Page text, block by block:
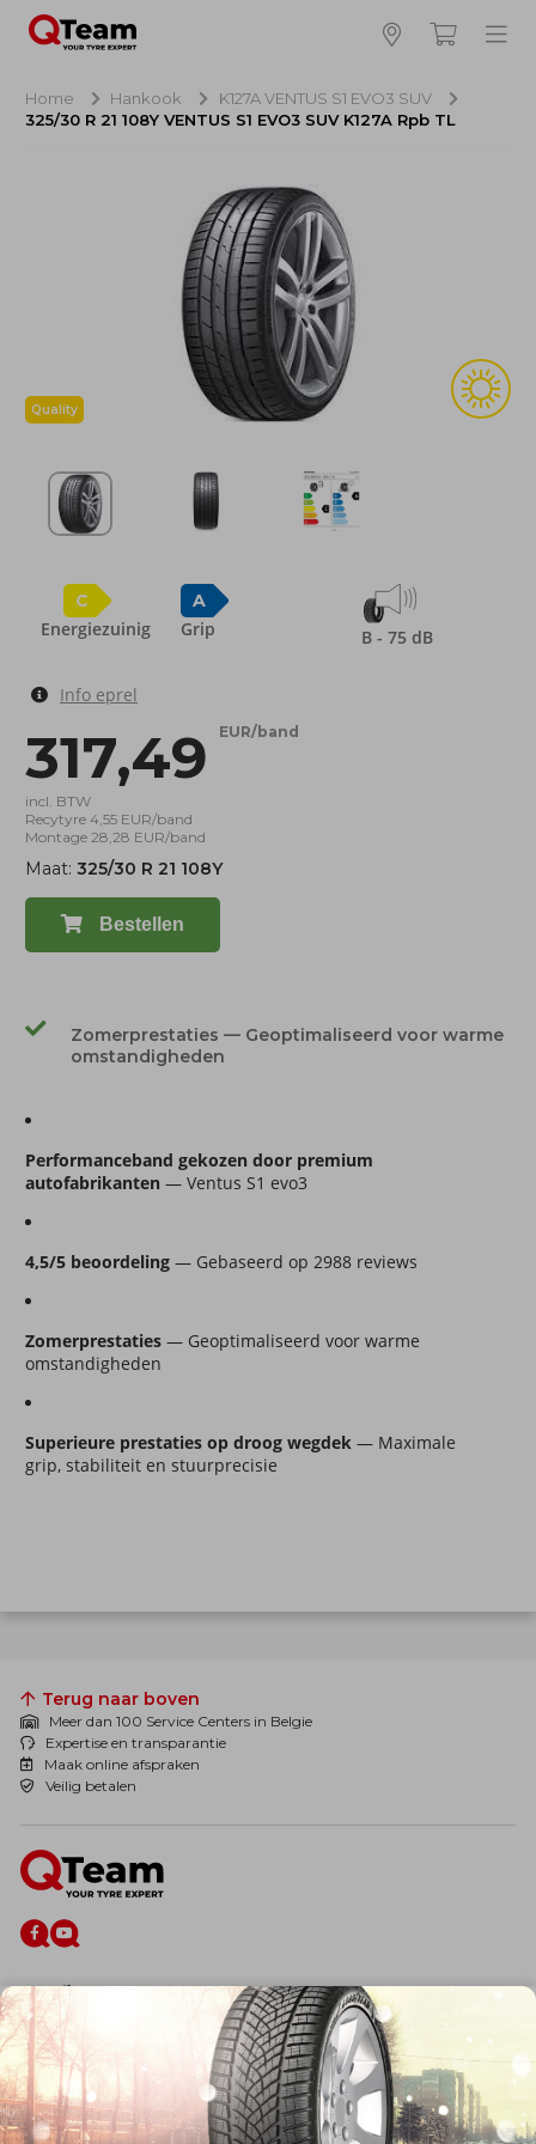
Hoeveel banden wilt u bestellen?
Totaal inclusief BTW:
Bestellen
Annuleren
Home Hankook
K127A VENTUS S1 EVO3 SUV
325/30 R 21 108Y VENTUS S1 EVO3 SUV K127A Rpb TL
Quality
C
Energiezuinig
A
Grip B - 75 dB
Info eprel
317,49 EUR/band
incl. BTW
Recytyre 4,55 EUR/band
Montage 28,28 EUR/band
Maat: 325/30 R 21 108Y
Bestellen
Zomerprestaties — Geoptimaliseerd voor warme
omstandigheden
Performanceband gekozen door premium
autofabrikanten — Ventus S1 evo3
4,5/5 beoordeling — Gebaseerd op 2988 reviews
Zomerprestaties — Geoptimaliseerd voor warme
omstandigheden
Superieure prestaties op droog wegdek — Maximale
grip, stabiliteit en stuurprecisie
Terug naar boven
Meer dan 100 Service Centers in Belgie
Expertise en transparantie
Maak online afspraken
Veilig betalen
De firma
Wie zijn wij?
Blog
Onze dienstverlening
Banden
Velgen
Diensten